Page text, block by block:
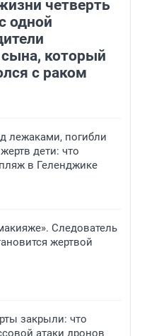
четверть
одной
сына, который
с раком
лежаками, погибли
дети: что
в Геленджике
Следователь
жертвой
закрыли: что
атаки дронов